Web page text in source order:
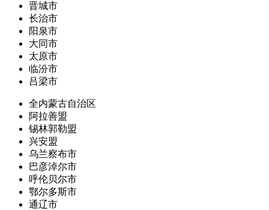
晋城市
长治市
阳泉市
大同市
太原市
临汾市
吕梁市
全内蒙古自治区
阿拉善盟
锡林郭勒盟
兴安盟
乌兰察布市
巴彦淖尔市
呼伦贝尔市
鄂尔多斯市
通辽市